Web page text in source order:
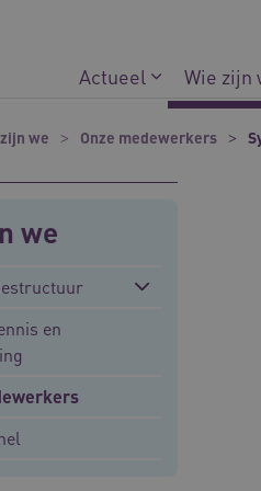
Actueel Wie zijn
we Onze medewerkers
we
en